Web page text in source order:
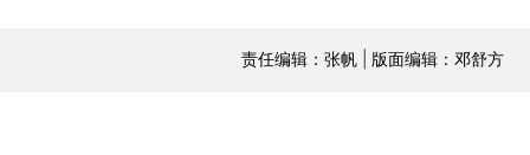
责任编辑：张帆 | 版面编辑：邓舒方